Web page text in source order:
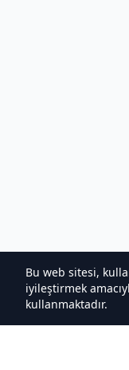
Bu web sitesi,
iyileştirmek
kullanmaktadır.